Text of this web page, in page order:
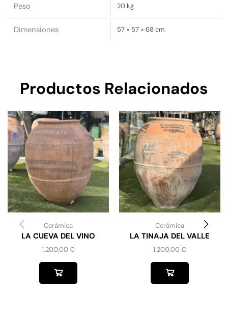
Peso 20 kg
Dimensiones 57 × 57 × 68 cm
Productos Relacionados
Cerámica
LA CUEVA DEL VINO
1.200,00€
Cerámica
LA TINAJA DEL VALLE
1.200,00€